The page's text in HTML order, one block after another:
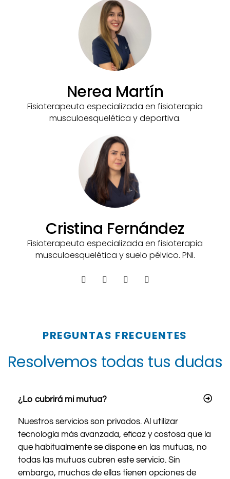
Nerea Martín
Fisioterapeuta especializada en fisioterapia
musculoesquelética y deportiva.
Cristina Fernández
Fisioterapeuta especializada en fisioterapia
musculoesquelética y suelo pélvico. PNI.
PREGUNTAS FRECUENTES
Resolvemos todas tus dudas
¿Lo cubrirá mi mutua?
Nuestros servicios son privados. Al utilizar
tecnología más avanzada, eficaz y costosa que la
que habitualmente se dispone en las mutuas, no
todas las mutuas cubren este servicio. Sin
embargo, muchas de ellas tienen opciones de